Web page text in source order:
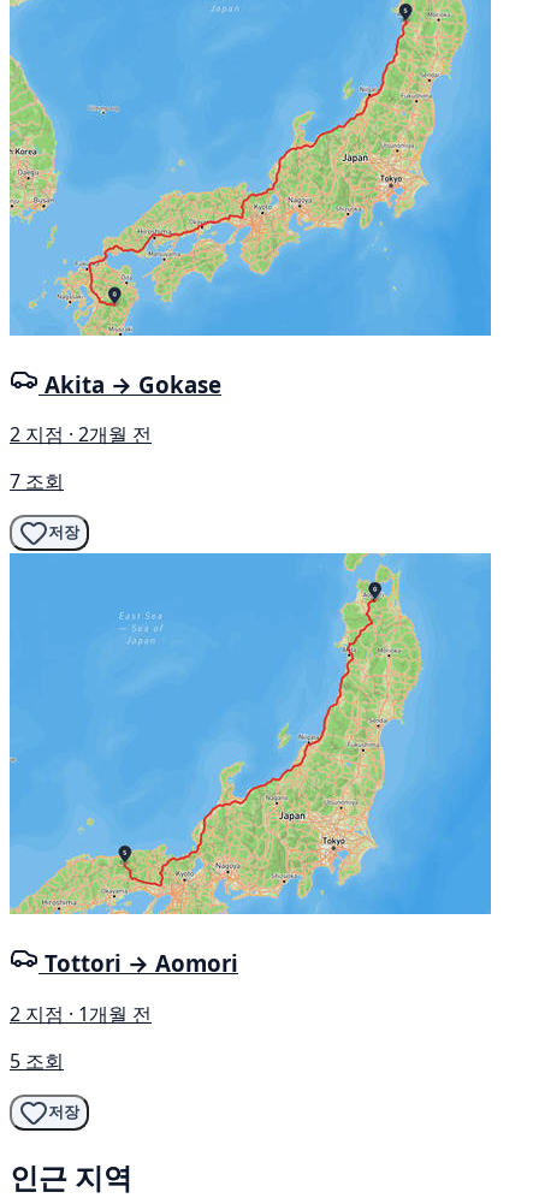
Akita → Gokase
2 지점 · 2개월 전
7 조회
저장
Tottori → Aomori
2 지점 · 1개월 전
5 조회
저장
인근 지역